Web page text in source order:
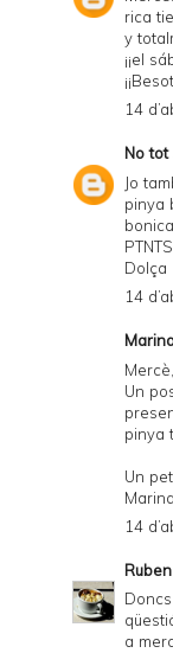
rica
y
¡¡el
14
No
Jo
pinya
bonica.
PTNTS
Dolça
14
Un
pinya
Un
Marina
14
Ruben
a